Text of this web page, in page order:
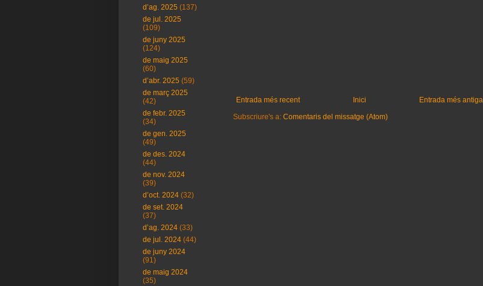
Entrada més recent Entrada més antiga
Inici
Subscriure's a: Comentaris del missatge (Atom)
d’ag. 2025 (137)
de jul. 2025
(109)
de juny 2025
(124)
de maig 2025
(60)
d’abr. 2025 (59)
de març 2025
(42)
de febr. 2025
(34)
de gen. 2025
(49)
de des. 2024
(44)
de nov. 2024
(39)
d’oct. 2024 (32)
de set. 2024
(37)
d’ag. 2024 (33)
de jul. 2024 (44)
de juny 2024
(91)
de maig 2024
(35)